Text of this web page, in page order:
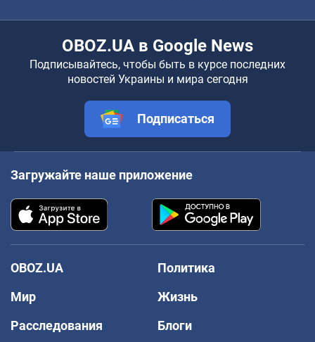
OBOZ.UA в Google News
Подписывайтесь, чтобы быть в курсе последних
новостей Украины и мира сегодня
Подписаться
Загружайте наше приложение
OBOZ.UA
Политика
Мир
Жизнь
Расследования
Блоги